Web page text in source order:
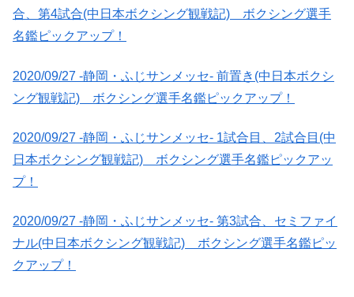
合、第4試合(中日本ボクシング観戦記) ボクシング選手
名鑑ピックアップ！
2020/09/27 -静岡・ふじサンメッセ- 前置き(中日本ボクシ
ング観戦記) ボクシング選手名鑑ピックアップ！
2020/09/27 -静岡・ふじサンメッセ- 1試合目、2試合目(中
日本ボクシング観戦記) ボクシング選手名鑑ピックアッ
プ！
2020/09/27 -静岡・ふじサンメッセ- 第3試合、セミファイ
ナル(中日本ボクシング観戦記) ボクシング選手名鑑ピッ
クアップ！